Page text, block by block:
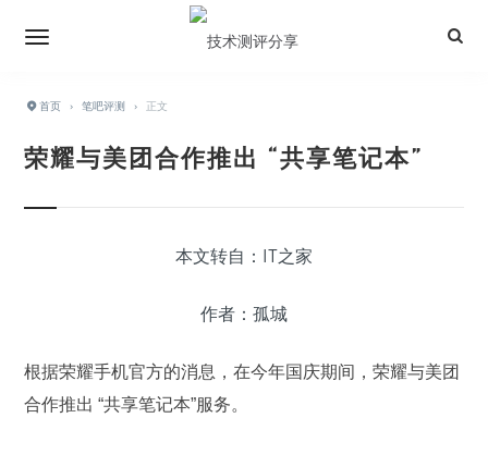
首页 › 笔吧评测 › 正文
荣耀与美团合作推出 “共享笔记本”
本文转自：IT之家
作者：孤城
根据荣耀手机官方的消息，在今年国庆期间，荣耀与美团
合作推出 “共享笔记本”服务。